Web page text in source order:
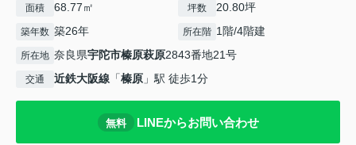
面積 68.77㎡ 坪数 20.80坪
築年数 築26年 所在階 1階/4階建
所在地 奈良県宇陀市榛原萩原2843番地21号
交通 近鉄大阪線 「榛原 」駅 徒歩1分
無料 LINEからお問い合わせ